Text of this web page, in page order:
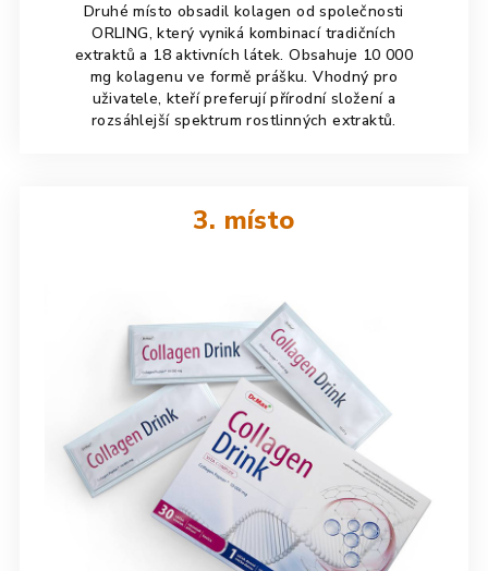
Druhé místo obsadil kolagen od společnosti
ORLING, který vyniká kombinací tradičních
extraktů a 18 aktivních látek. Obsahuje 10 000
mg kolagenu ve formě prášku. Vhodný pro
uživatele, kteří preferují přírodní složení a
rozsáhlejší spektrum rostlinných extraktů.
3. místo